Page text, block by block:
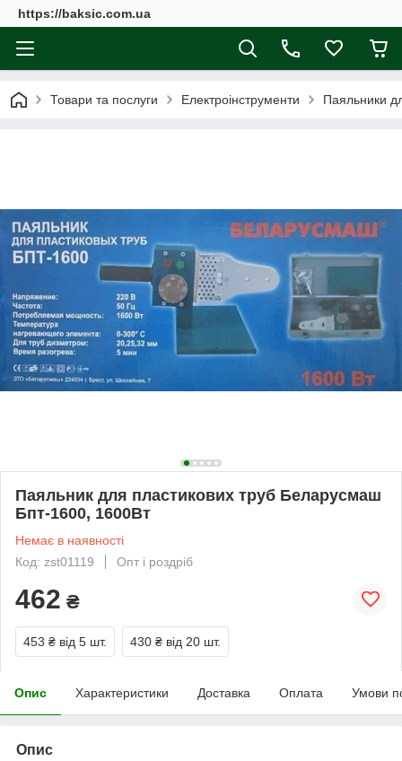
https://baksic.com.ua
Товари та послуги Електроінструменти Паяльники
Паяльник для пластикових труб Беларусмаш
Бпт-1600, 1600Вт
Немає в наявності
Код: zst01119
Опт і роздріб
462 ₴
453 ₴ від 5 шт. 430 ₴ від 20 шт.
Опис Характеристики Доставка Оплата Умови
Опис